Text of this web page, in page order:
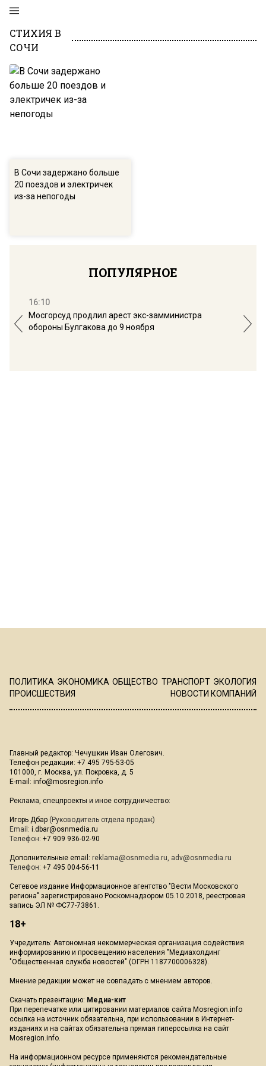
СТИХИЯ В
СОЧИ
В Сочи задержано больше
20 поездов и электричек
из-за непогоды
ПОПУЛЯРНОЕ
16:10
Мосгорсуд продлил арест экс-замминистра
обороны Булгакова до 9 ноября
ПОЛИТИКА ЭКОНОМИКА ОБЩЕСТВО ТРАНСПОРТ ЭКОЛОГИЯ
ПРОИСШЕСТВИЯ
НОВОСТИ КОМПАНИЙ
Главный редактор: Чечушкин Иван Олегович.
Телефон редакции: +7 495 795-53-05
101000, г. Москва, ул. Покровка, д. 5
E-mail: info@mosregion.info
Реклама, спецпроекты и иное сотрудничество:
Игорь Дбар (Руководитель отдела продаж)
Email: i.dbar@osnmedia.ru
Телефон: +7 909 936-02-90
Дополнительные email: reklama@osnmedia.ru, adv@osnmedia.ru
Телефон: +7 495 004-56-11
Сетевое издание Информационное агентство "Вести Московского
региона" зарегистрировано Роскомнадзором 05.10.2018, реестровая
запись ЭЛ № ФС77-73861.
18+
Учредитель: Автономная некоммерческая организация содействия
информированию и просвещению населения "Медиахолдинг
"Общественная служба новостей" (ОГРН 1187700006328).
Мнение редакции может не совпадать с мнением авторов.
Скачать презентацию: Медиа-кит
При перепечатке или цитировании материалов сайта Mosregion.info
ссылка на источник обязательна, при использовании в Интернет-
изданиях и на сайтах обязательна прямая гиперссылка на сайт
Mosregion.info.
На информационном ресурсе применяются рекомендательные